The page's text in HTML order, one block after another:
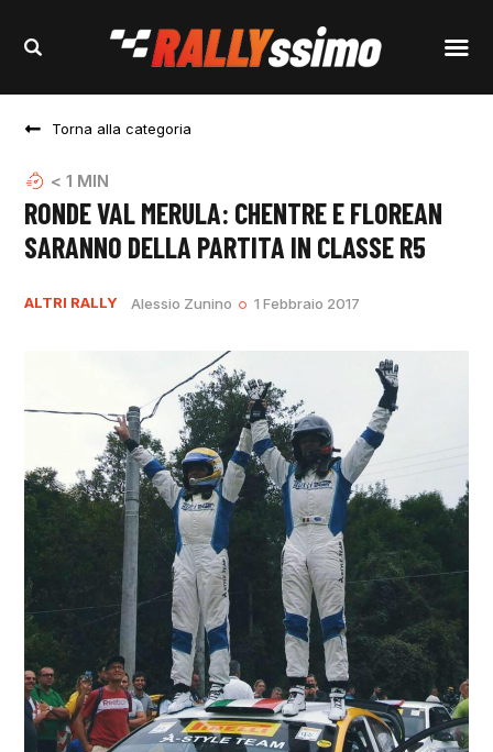
Torna alla categoria
< 1 MIN
RONDE VAL MERULA: CHENTRE E FLOREAN
SARANNO DELLA PARTITA IN CLASSE R5
ALTRI RALLY Alessio Zunino 1 Febbraio 2017